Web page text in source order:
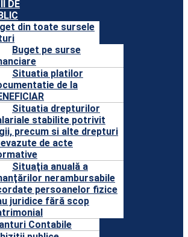
DE
din toate sursele
Buget pe surse
Situatia platilor
de la
Situatia drepturilor
stabilite potrivit
precum si alte drepturi
de acte
Situaţia anuală a
nerambursabile
persoanelor fizice
juridice fără scop
Contabile